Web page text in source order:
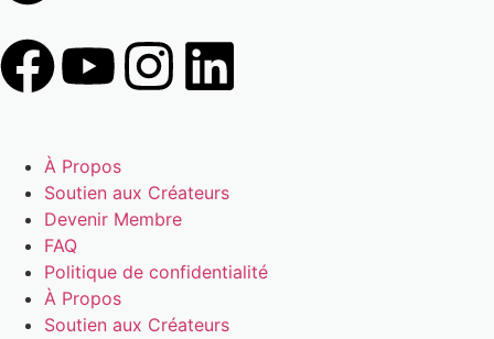
À Propos
Soutien aux Créateurs
Devenir Membre
FAQ
Politique de confidentialité
À Propos
Soutien aux Créateurs